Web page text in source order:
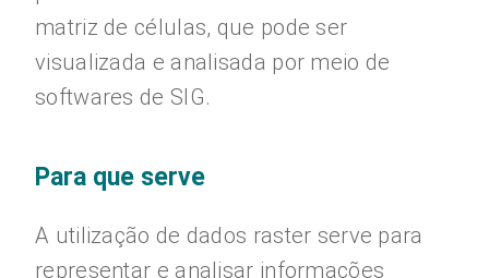
matriz de células, que pode ser
visualizada e analisada por meio de
softwares de SIG.
Para que serve
A utilização de dados raster serve para
representar e analisar informações